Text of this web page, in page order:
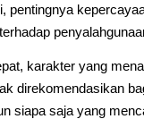
pentingnya
karakter yang
direkomendasikan
siapa saja yang